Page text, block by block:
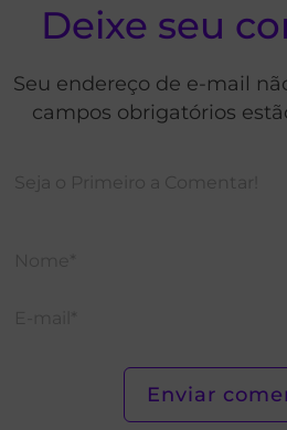
Deixe seu
Seu endereço de e-mail
campos obrigatórios